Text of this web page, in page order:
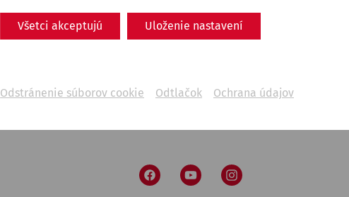
Všetci akceptujú Uloženie nastavení
Odstránenie súborov cookie Odtlačok Ochrana údajov
Religion Late antiquity museum